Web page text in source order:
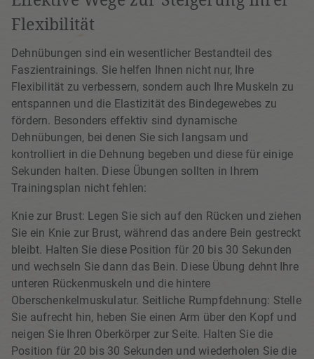
Flexibilität
Dehnübungen sind ein wesentlicher Bestandteil des
Faszientrainings. Sie helfen Ihnen nicht nur, Ihre
Flexibilität zu verbessern, sondern auch Ihre Muskeln zu
entspannen und die Elastizität des Bindegewebes zu
fördern. Besonders effektiv sind dynamische
Dehnübungen, bei denen Sie sich langsam und
kontrolliert in die Dehnung begeben und diese für einige
Sekunden halten. Diese Übungen sollten in Ihrem
Trainingsplan nicht fehlen:
Knie zur Brust: Legen Sie sich auf den Rücken und ziehen
Sie ein Knie zur Brust, während das andere Bein gestreckt
bleibt. Halten Sie diese Position für 20 bis 30 Sekunden
und wechseln Sie dann das Bein. Diese Übung dehnt Ihre
unteren Rückenmuskeln und die hintere
Oberschenkelmuskulatur. Seitliche Rumpfdehnung: Stelle
Sie aufrecht hin, heben Sie einen Arm über den Kopf und
neigen Sie Ihren Oberkörper zur Seite. Halten Sie die
Position für 20 bis 30 Sekunden und wiederholen Sie die